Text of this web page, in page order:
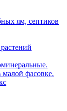
ям, септиков
фасовке.